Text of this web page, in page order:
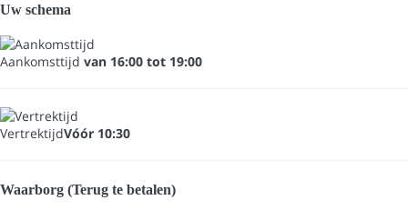
Uw schema
Aankomsttijd van 16:00 tot 19:00
VertrektijdVóór 10:30
Waarborg (Terug te betalen)